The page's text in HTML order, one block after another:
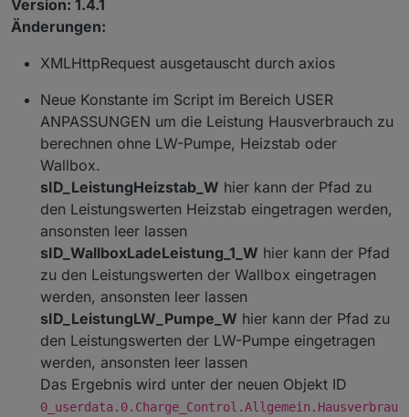
Ladestärke(Watt). Ist evtl hilfreich, wenn benutzer
Die ständige Neuberechnung des Batterie SOC
Entladeleistung.
Neue Objekt ID
"0_userdata.0.Charge_Control.USER_ANPASSUNGE
N.10_ScriptHausverbrauch". Wenn das Script
"Hausverbrauch" zusammen mit dem Script "my-pv
bitte auf true setzen.
Script "Hausverbrauch" und "my-pv Heizstab"
wurden von ORuessel Programmier und sind beide
auch auf Github zu finden. Danke schon mal für
deine Hilfe :-)
Neue Objekt ID
N.10_ScriptTibber". Vorbereitung für Tibber, aktuell
noch nicht umgesetzt.
"0_userdata.0.Charge_Control.USER_ANPASSUNGE
N.10_DebugAusgabeDetail". Die LOG-Ausgabe zur
Issues auf Github eröffnen
Version: 1.4.1
Änderungen:
XMLHttpRequest ausgetauscht durch axios
Neue Konstante im Script im Bereich USER
ANPASSUNGEN um die Leistung Hausverbrauch zu
berechnen ohne LW-Pumpe, Heizstab oder
Wallbox.
sID_LeistungHeizstab_W hier kann der Pfad zu
den Leistungswerten Heizstab eingetragen werden,
ansonsten leer lassen
sID_WallboxLadeLeistung_1_W hier kann der Pfad
zu den Leistungswerten der Wallbox eingetragen
werden, ansonsten leer lassen
sID_LeistungLW_Pumpe_W hier kann der Pfad zu
den Leistungswerten der LW-Pumpe eingetragen
werden, ansonsten leer lassen
Das Ergebnis wird unter der neuen Objekt ID
0_userdata.0.Charge_Control.Allgemein.Hausverbrau